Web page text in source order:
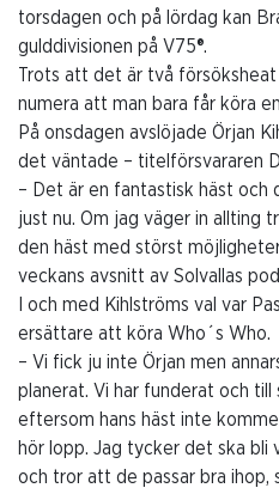
torsdagen och på lördag kan
gulddivisionen på V75®.
Trots att det är två
numera att man bara får köra
På onsdagen avslöjade Örjan
det väntade – titelförsvararen
– Det är en fantastisk häst och
just nu. Om jag väger in allting
den häst med störst
veckans avsnitt av Solvallas
I och med Kihlströms val var
ersättare att köra Who´s Who.
– Vi fick ju inte Örjan men
planerat. Vi har funderat och
eftersom hans häst inte
hör lopp. Jag tycker det ska bli
och tror att de passar bra ihop,